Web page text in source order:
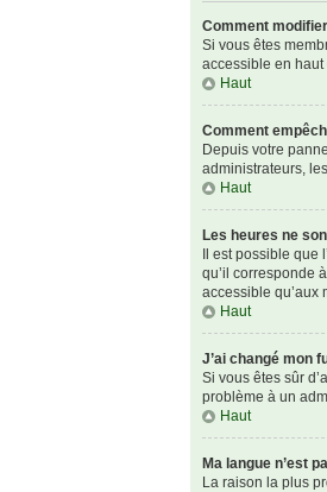
Comment
Si vous êtes
accessible en
Haut
Comment
Depuis votre
administrateurs,
Haut
Les heures ne
Il est possible
qu’il corresponde
accessible qu’aux
Haut
J’ai changé mon
Si vous êtes sûr
problème à un
Haut
Ma langue n’est
La raison la plus